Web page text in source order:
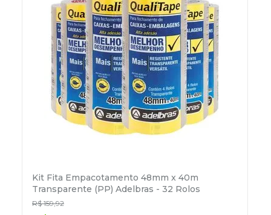
Kit Fita Empacotamento 48mm x 40m
Transparente (PP) Adelbras - 32 Rolos
R$ 159,92